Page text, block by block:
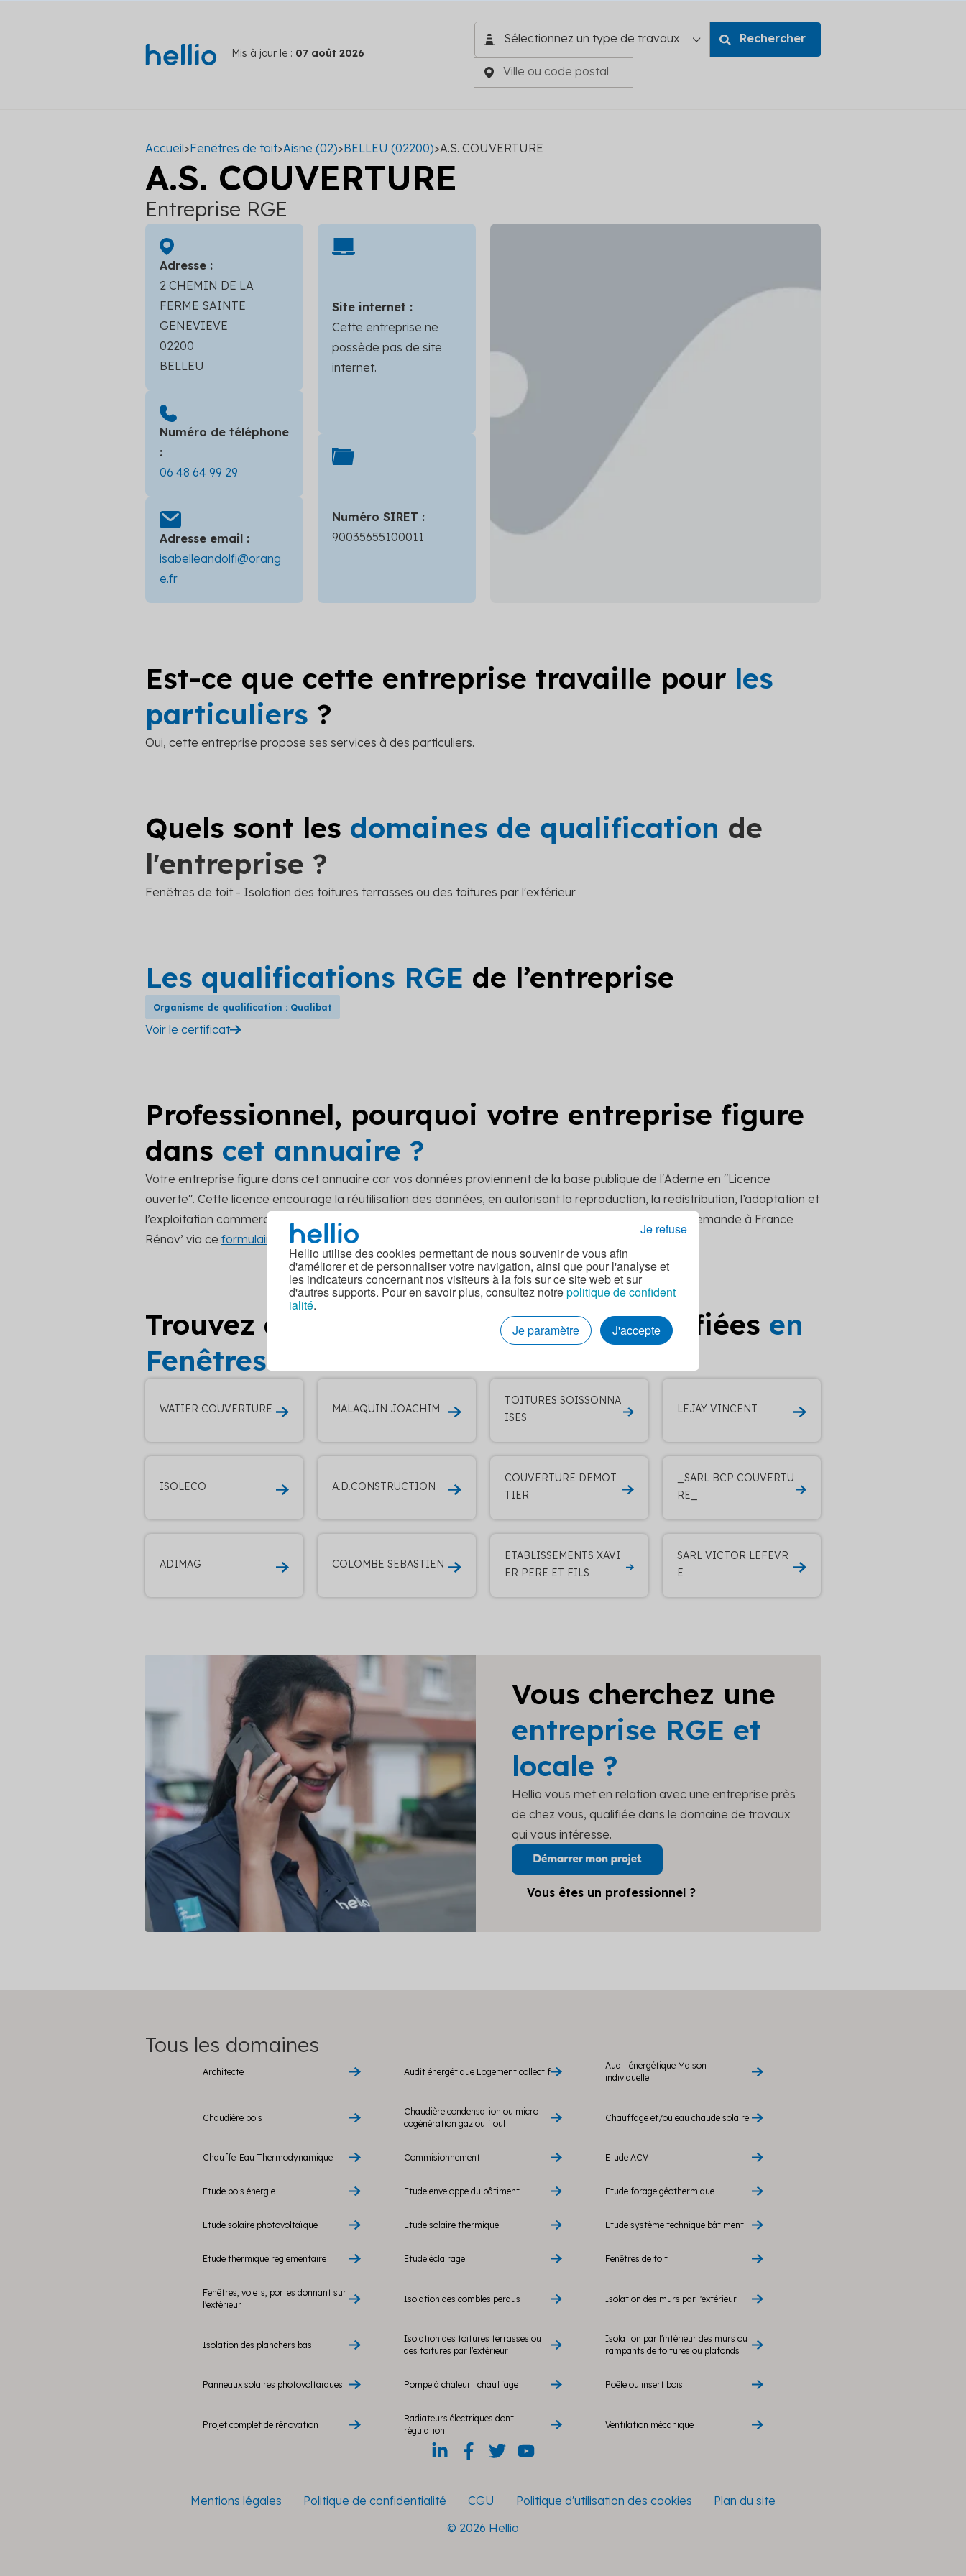
Hellio utilise des cookies permettant de nous souvenir de vous afin
d'améliorer et de personnaliser votre navigation, ainsi que pour l'analyse et
les indicateurs concernant nos visiteurs à la fois sur ce site web et sur
d'autres supports. Pour en savoir plus, consultez notrepolitique de confident
ialité.
Je paramètre
J'accepte
Je refuse
Mis à jour le : 07 août 2026
Accueil>Fenêtres de toit>Aisne (02)>BELLEU (02200)>A.S. COUVERTURE
A.S. COUVERTURE
Entreprise RGE
Adresse :
2 CHEMIN DE LA
FERME SAINTE
GENEVIEVE
02200
BELLEU
Numéro de téléphone
:
06 48 64 99 29
Adresse email :
isabelleandolfi@orang
e.fr
Site internet :
Cette entreprise ne
possède pas de site
internet.
Numéro SIRET :
90035655100011
Est-ce que cette entreprise travaille pour les
particuliers ?
Oui, cette entreprise propose ses services à des particuliers.
Quels sont les domaines de qualification de
l'entreprise ?
Fenêtres de toit - Isolation des toitures terrasses ou des toitures par l'extérieur
Les qualifications RGE de l’entreprise
Organisme de qualification : Qualibat
Voir le certificat
Professionnel, pourquoi votre entreprise figure
dans cet annuaire ?
Votre entreprise figure dans cet annuaire car vos données proviennent de la base publique de l'Ademe en "Licence
ouverte". Cette licence encourage la réutilisation des données, en autorisant la reproduction, la redistribution, l’adaptation et
l’exploitation commerciale. Pour mettre à jour vos données sur notre site, merci de soumettre votre demande à France
Rénov’ via ce formulaire de contact.
Trouvez d’autres entreprises RGE qualifiées en
Fenêtres de toit à BELLEU
WATIER COUVERTURE MALAQUIN JOACHIM
TOITURES SOISSONNA
ISES
LEJAY VINCENT
ISOLECO A.D.CONSTRUCTION
COUVERTURE DEMOT
TIER
_SARL BCP COUVERTU
RE_
ADIMAG COLOMBE SEBASTIEN
ETABLISSEMENTS XAVI
ER PERE ET FILS
SARL VICTOR LEFEVR
E
Vous cherchez une
entreprise RGE et
locale ?
Hellio vous met en relation avec une entreprise près
de chez vous, qualifiée dans le domaine de travaux
qui vous intéresse.
Vous êtes un professionnel ?
Tous les domaines
Architecte Audit énergétique Logement collectif
Audit énergétique Maison
individuelle
Chaudière bois
Chaudière condensation ou micro-
cogénération gaz ou fioul
Chauffage et/ou eau chaude solaire
Chauffe-Eau Thermodynamique Commisionnement Etude ACV
Etude bois énergie Etude enveloppe du bâtiment Etude forage géothermique
Etude solaire photovoltaïque Etude solaire thermique Etude système technique bâtiment
Etude thermique reglementaire Etude éclairage Fenêtres de toit
Fenêtres, volets, portes donnant sur
l'extérieur
Isolation des combles perdus Isolation des murs par l'extérieur
Isolation des planchers bas
Isolation des toitures terrasses ou
des toitures par l'extérieur
Isolation par l'intérieur des murs ou
rampants de toitures ou plafonds
Panneaux solaires photovoltaïques Pompe à chaleur : chauffage Poêle ou insert bois
Projet complet de rénovation
Radiateurs électriques dont
régulation
Ventilation mécanique
Mentions légales Politique de confidentialité CGU Politique d'utilisation des cookies
Plan du site
© 2026 Hellio